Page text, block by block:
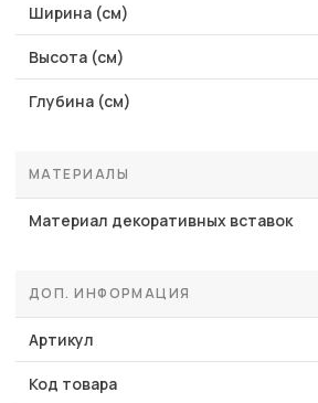
Ширина (см)
Высота (см)
Глубина (см)
МАТЕРИАЛЫ
Материал декоративных вставок
ДОП. ИНФОРМАЦИЯ
Артикул
Код товара